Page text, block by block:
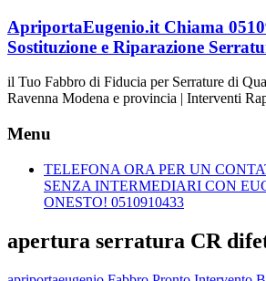
Vai
al
contenuto
ApriportaEugenio.it Chiama
Sostituzione e Riparazione
il Tuo Fabbro di Fiducia per Serrature di
Ravenna Modena e provincia | Interventi
Menu
TELEFONA ORA PER UN
SENZA INTERMEDIARI CON
ONESTO! 0510910433
apertura serratura CR